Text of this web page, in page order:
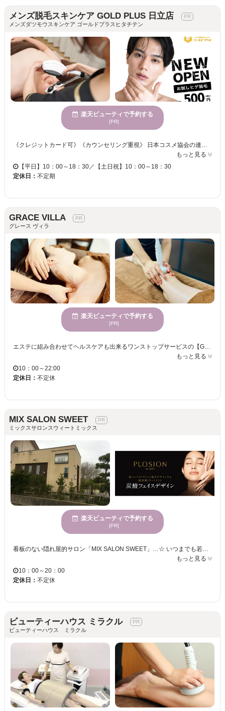
メンズ脱毛スキンケア GOLD PLUS 日立店
メンズダツモウスキンケア ゴールドプラスヒタチテン
楽天ビューティで予約する
[PR]
《クレジットカード可》《カウンセリング重視》 日本コスメ協会の連携による「スキンケアマイスター・ライト」の資格とJEM(安全試験基準)の資格を保有しているサロンです♪ 【青ヒゲやカミソリ負け・毛深いなど人に言えないお悩みや不安は、プロにお任せください！】 顔☆スネ☆ウデ☆全身☆など、気になる箇所を徹底ケアできる充実した脱毛メニュー◎ エステ初心者の方にオススメ◎光コラーゲンフェイシャルでつい触りたくなる美肌に！ お客様おひとりひとりの毛やお肌に合わせて、ワンランク上に導きます♪♪
もっと見る
【平日】10：00～18：30／【土日祝】10：00～18：30
定休日： 不定期
GRACE VILLA
グレース ヴィラ
楽天ビューティで予約する
[PR]
エステに組み合わせてヘルスケアも出来るワンストップサービスの【GRACEVILLA】 強引な勧誘、ローン契約、高額化粧品の押し売りなどは全く無く、安心してお越し頂けるサロンとなっております☆ オススメは、人体構造に基づく小顔エステ！不純物、筋肉にアプローチ。一般的には表面的な施しが多いですが、より効果を出すために筋肉から働きかけます。お1人お1人丁寧にカウンセリングを行い、最善のサービスを提供することにこだわっています！ また、好きな時に好きなだけ自分好みにカスタマイズOKなカジュアルエステプランが新登場！！忙しい時は【10分1650円・20分3300円・30分4950円・40分6600円】休日は60分以上のコースでじっくりエステも◎短時間でも効果を体感できる施術をご提供！小顔、痩身、整体、脱毛、肌質改善など豊富なラインナップでお悩み改善が可能です♪
もっと見る
10：00～22:00
定休日： 不定休
MIX SALON SWEET
ミックスサロンスウィートミックス
楽天ビューティで予約する
[PR]
もっと見る
10：00～20：00
定休日： 不定休
ビューティーハウス ミラクル
ビューティーハウス ミラクル